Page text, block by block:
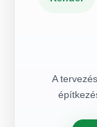
A